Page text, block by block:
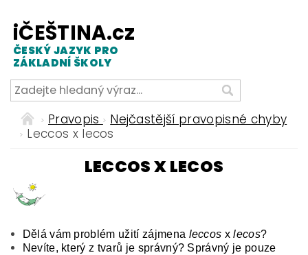
iČEŠTINA.cz
ČESKÝ JAZYK PRO
ZÁKLADNÍ ŠKOLY
Pravopis
Nejčastější pravopisné chyby
Leccos x lecos
LECCOS X LECOS
Dělá vám problém užití zájmena leccos xlecos?
Nevíte, který z tvarů je správný? Správný je pouze